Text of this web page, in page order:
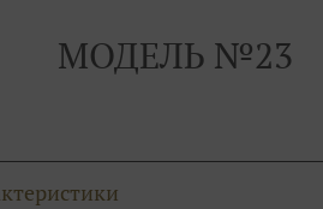
МОДЕЛЬ №23